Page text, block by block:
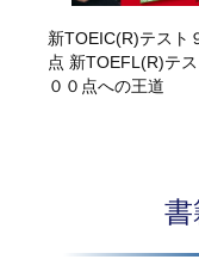
新TOEIC(R)テスト
点 新TOEFL(R)テス
００点への王道